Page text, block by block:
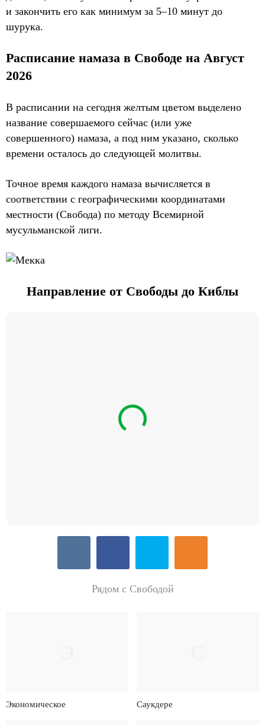
и закончить его как минимум за 5–10 минут до
шурука.
Расписание намаза в Свободе на Август
2026
В расписании на сегодня желтым цветом выделено
название совершаемого сейчас (или уже
совершенного) намаза, а под ним указано, сколько
времени осталось до следующей молитвы.
Точное время каждого намаза вычисляется в
соответствии с географическими координатами
местности (Свобода) по методу Всемирной
мусульманской лиги.
Направление от Свободы до Киблы
Рядом с Свободой
Экономическое Саукдере